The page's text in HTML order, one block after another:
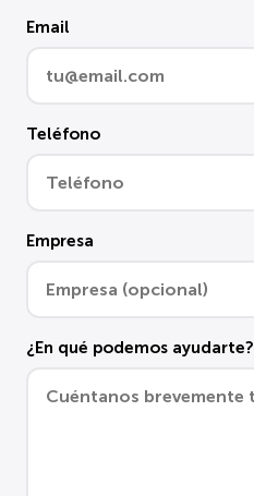
Email
Teléfono
Empresa
¿En qué podemos ayudarte?